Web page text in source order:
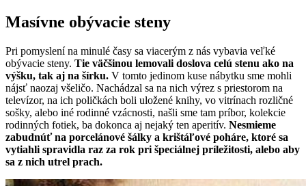
Masívne obývacie steny
Pri pomyslení na minulé časy sa viacerým z nás vybavia veľké
obývacie steny. Tie väčšinou lemovali doslova celú stenu ako na
výšku, tak aj na šírku. V tomto jedinom kuse nábytku sme mohli
nájsť naozaj všeličo. Nachádzal sa na nich výrez s priestorom na
televízor, na ich poličkách boli uložené knihy, vo vitrínach rozličné
sošky, alebo iné rodinné vzácnosti, našli sme tam príbor, kolekcie
rodinných fotiek, ba dokonca aj nejaký ten aperitív. Nesmieme
zabudnúť na porcelánové šálky a krištáľové poháre, ktoré sa
vytiahli spravidla raz za rok pri špeciálnej príležitosti, alebo aby
sa z nich utrel prach.